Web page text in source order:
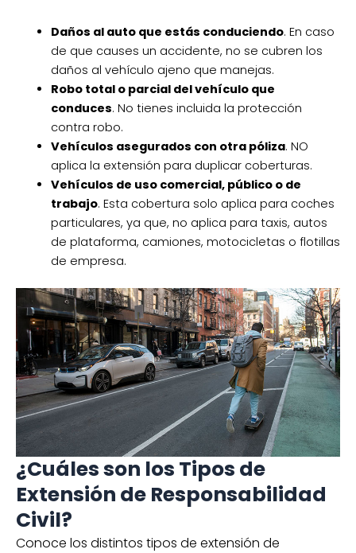
Daños al auto que estás conduciendo. En caso
de que causes un accidente, no se cubren los
daños al vehículo ajeno que manejas.
Robo total o parcial del vehículo que
conduces. No tienes incluida la protección
contra robo.
Vehículos asegurados con otra póliza. NO
aplica la extensión para duplicar coberturas.
Vehículos de uso comercial, público o de
trabajo. Esta cobertura solo aplica para coches
particulares, ya que, no aplica para taxis, autos
de plataforma, camiones, motocicletas o flotillas
de empresa.
¿Cuáles son los Tipos de
Extensión de Responsabilidad
Civil?
Conoce los distintos tipos de extensión de